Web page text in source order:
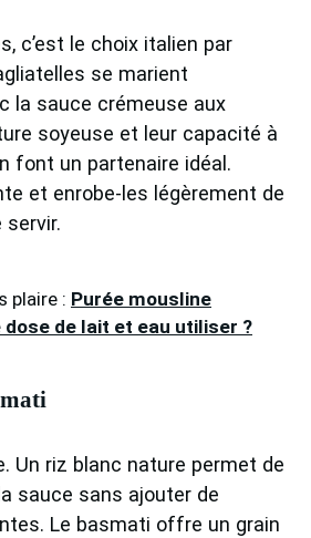
c’est le choix italien par
se marient
la sauce crémeuse aux
soyeuse et leur capacité à
font un partenaire idéal.
et enrobe-les légèrement de
servir.
plaire : Purée mousline
de lait et eau utiliser ?
Un riz blanc nature permet de
sauce sans ajouter de
Le basmati offre un grain